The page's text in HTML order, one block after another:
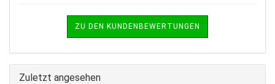
ZU DEN KUNDENBEWERTUNGEN
Zuletzt angesehen